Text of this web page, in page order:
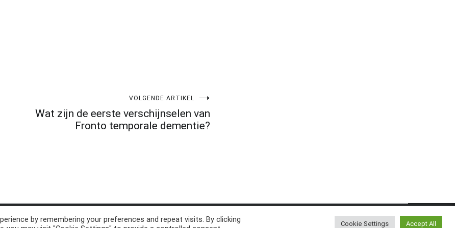
VOLGENDE ARTIKEL
Wat zijn de eerste verschijnselen van
Fronto temporale dementie?
Cenoteby ThemeGrill. Aangedreven door WordPress.
by remembering your preferences and repeat visits. By clicking
Cookie Settings Accept All